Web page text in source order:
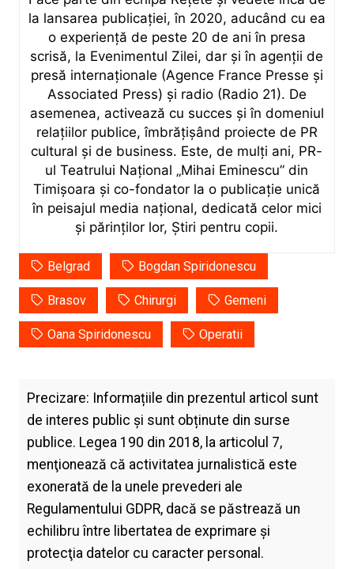
la lansarea publicației, în 2020, aducând cu ea
o experiență de peste 20 de ani în presa
scrisă, la Evenimentul Zilei, dar și în agenții de
presă internaționale (Agence France Presse și
Associated Press) și radio (Radio 21). De
asemenea, activează cu succes și în domeniul
relațiilor publice, îmbrățișând proiecte de PR
cultural și de business. Este, de mulți ani, PR-
ul Teatrului Național „Mihai Eminescu” din
Timișoara și co-fondator la o publicație unică
în peisajul media național, dedicată celor mici
și părinților lor, Știri pentru copii.
Belgrad Bogdan Spiridonescu
Brasov Chirurgi Gemeni
Oana Spiridonescu Operatii
Precizare: Informațiile din prezentul articol sunt
de interes public și sunt obținute din surse
publice. Legea 190 din 2018, la articolul 7,
menţionează că activitatea jurnalistică este
exonerată de la unele prevederi ale
Regulamentului GDPR, dacă se păstrează un
echilibru între libertatea de exprimare şi
protecţia datelor cu caracter personal.